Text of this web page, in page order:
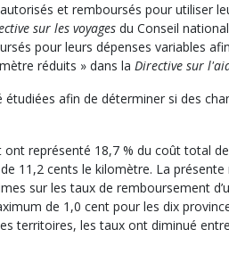
et remboursés pour utiliser
sur les voyages du Conseil
pour leurs dépenses variables
réduits » dans la Directive sur
afin de déterminer si des
représenté 18,7 % du coût total
11,2 cents le kilomètre. La
sur les taux de remboursement
de 1,0 cent pour les dix
territoires, les taux ont diminué